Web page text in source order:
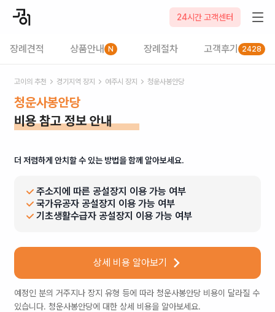
24시간 고객센터
장례견적 상품안내 N 장례절차 고객후기 2428
고이의 추천 경기 지역 장지 여주시 장지 청운사봉안당
청운사봉안당
비용 참고 정보 안내
더 저렴하게 안치할 수 있는 방법을 함께 알아보세요.
주소지에 따른 공설장지 이용 가능 여부
국가유공자 공설장지 이용 가능 여부
기초생활수급자 공설장지 이용 가능 여부
상세 비용 알아보기
예정인 분의 거주지나 장지 유형 등에 따라 청운사봉안당 비용이 달라질 수
있습니다. 청운사봉안당에 대한 상세 비용을 알아보세요.